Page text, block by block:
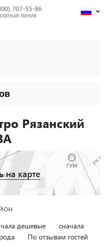
707-55-86
ЛИНИЯ
Рязанский
на карте
дешевые
сначала
По отзывам гостей